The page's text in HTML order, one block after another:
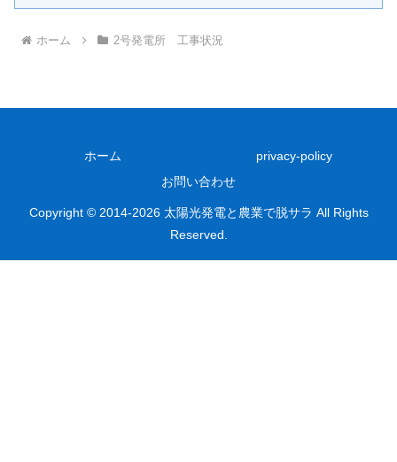
ホーム 2号発電所 工事状況
ホーム
privacy-policy
お問い合わせ
Copyright © 2014-2026 太陽光発電と農業で脱サラ All Rights
Reserved.